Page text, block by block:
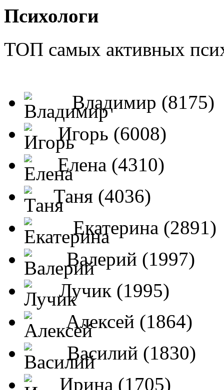
Психологи
ТОП самых активных
Владимир (8175)
Игорь (6008)
Елена (4310)
Таня (4036)
Екатерина (2891)
Валерий (1997)
Лучик (1995)
Алексей (1864)
Василий (1830)
Ирина (1705)